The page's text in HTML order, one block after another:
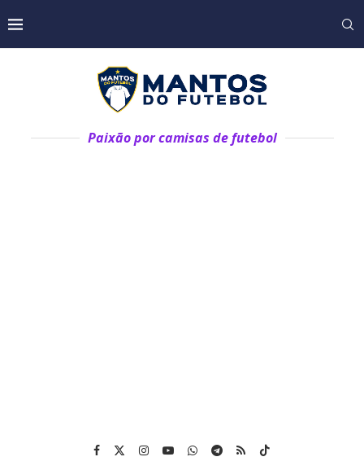
Paixão por camisas de futebol